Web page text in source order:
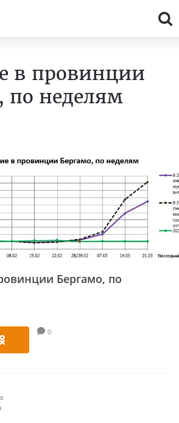
в провинции
по неделям
Бергамо, по
0